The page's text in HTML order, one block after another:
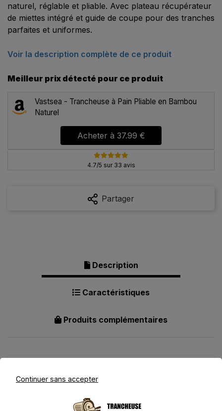
naturel, réglable et pliable. Avec plateau récupérateur
de miettes intégré et guide de coupe pour des tranches
parfaites et uniformes.
Voir la description complète de ce produit
Meilleur prix détecté pour ce produit
Vastsea - Trancheuse à Pain Pliable en Bambou
Naturel
Acheter à 37.99 €
4.7/5 sur 33 avis
Partager
Description
Caractéristiques
Produits complémentaires
Description pour Vastsea -
Bambou Naturel
Continuer sans accepter